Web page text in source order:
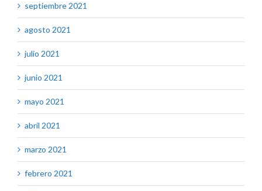
septiembre 2021
agosto 2021
julio 2021
junio 2021
mayo 2021
abril 2021
marzo 2021
febrero 2021